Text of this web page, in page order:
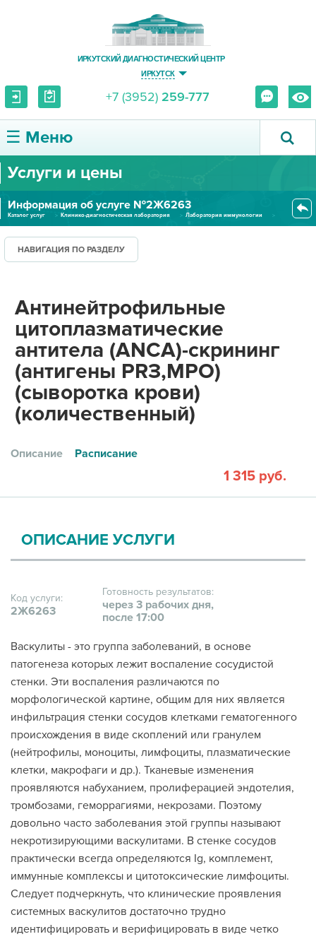
ИРКУТСКИЙ ДИАГНОСТИЧЕСКИЙ ЦЕНТР
ИРКУТСК
+7 (3952) 259-777
☰ Меню
О ЦЕНТРЕ
УСЛУГИ И ЦЕНЫ
ПАЦИЕНТУ
ПРАВОВАЯ ИНФОРМАЦИЯ
Услуги и цены
Информация об услуге №2Ж6263
Каталог услуг Клинико-диагностическая лаборатория
Лаборатория иммунологии
НАВИГАЦИЯ ПО РАЗДЕЛУ
Антинейтрофильные
цитоплазматические
антитела (ANCA)-скрининг
(антигены PRЗ,МРО)
(сыворотка крови)
(количественный)
Описание Расписание
1 315 руб.
ОПИСАНИЕ УСЛУГИ
Код услуги:
2Ж6263
Готовность результатов:
через 3 рабочих дня,
после 17:00
Васкулиты - это группа заболеваний, в основе
патогенеза которых лежит воспаление сосудистой
стенки. Эти воспаления различаются по
морфологической картине, общим для них является
инфильтрация стенки сосудов клетками гематогенного
происхождения в виде скоплений или гранулем
(нейтрофилы, моноциты, лимфоциты, плазматические
клетки, макрофаги и др.). Тканевые изменения
проявляются набуханием, пролиферацией эндотелия,
тромбозами, геморрагиями, некрозами. Поэтому
довольно часто заболевания этой группы называют
некротизирующими васкулитами. В стенке сосудов
практически всегда определяются Ig, комплемент,
иммунные комплексы и цитотоксические лимфоциты.
Следует подчеркнуть, что клинические проявления
системных васкулитов достаточно трудно
идентифицировать и верифицировать в виде четко